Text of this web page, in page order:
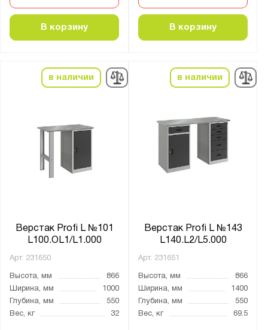
В корзину В корзину
в наличии
Верстак Profi L №101
L100.OL1/L1.000
Арт. 231650
Высота, мм
866
Ширина, мм
1000
Глубина, мм
550
Вес, кг
32
в наличии
Верстак Profi L №143
L140.L2/L5.000
Арт. 231651
Высота, мм
866
Ширина, мм
1400
Глубина, мм
550
Вес, кг
69.5
Наличие тумб:
3 тумбы
Без тумб
Без тумбы
Две тумбы
Четыре тумбы
Толщина:
от
Цвет: